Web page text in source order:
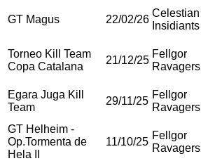
GT Magus 22/02/26
Celestian
Insidiants
Torneo Kill Team
Copa Catalana
21/12/25
Fellgor
Ravagers
Egara Juga Kill
Team
29/11/25
Fellgor
Ravagers
GT Helheim -
Op.Tormenta de
Hela II
11/10/25
Fellgor
Ravagers